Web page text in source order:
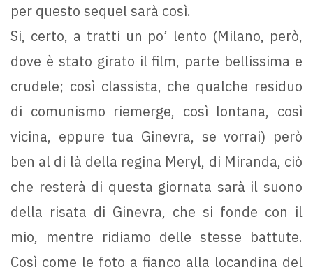
per questo sequel sarà così.
Si, certo, a tratti un po’ lento (Milano, però,
dove è stato girato il film, parte bellissima e
crudele; così classista, che qualche residuo
di comunismo riemerge, così lontana, così
vicina, eppure tua Ginevra, se vorrai) però
ben al di là della regina Meryl, di Miranda, ciò
che resterà di questa giornata sarà il suono
della risata di Ginevra, che si fonde con il
mio, mentre ridiamo delle stesse battute.
Così come le foto a fianco alla locandina del